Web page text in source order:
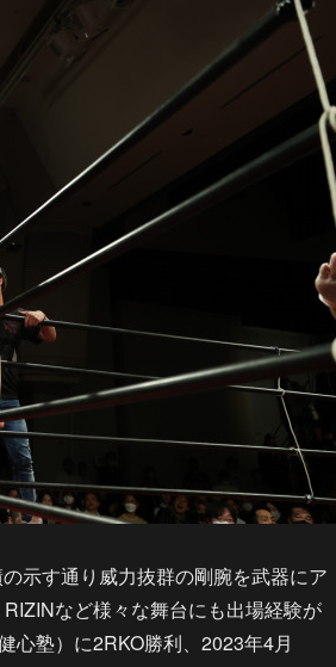
示す通り威力抜群の剛腕を武器にア
など様々な舞台にも出場経験が
心塾）に2RKO勝利、2023年4月